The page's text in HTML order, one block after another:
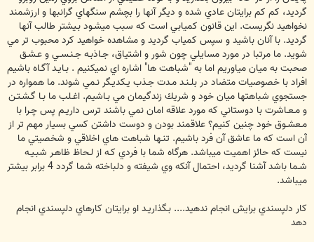
گرديد، كم كم برايتان عادي شده و ديگر آنها را بچشم سنگهاي گرانبها و ارزشمند
نخواهيد نگريست. اين قانون كميابي است كه سبب ميشـود بـيشتر طالب آنها
گرديد. با آنان باشيد و سپس كمياب گرديد و مشاهده خواهيد كرد محبوب تر مي
شويد. ما مرتبا در مورد مسايلي چون شور و اشتياق، جـاذبـه جـنـسـي و عـشـق
صحبت به ميان مياوريم اما به "شباهت ها" اشاره اي نميكنيم . بـايـد آگـاه باشيم
افراد با خصوصيات متضاد در بلـنـد مـدت جـذب يـكديـگر نـمي شوند. ما همواره در
جستجوي شباهتها ميان خود و شريك زندگيمان مي بـاشيم. اغـلب ما بـا گـشـتـن
و مـعـاشرت با دوستاني كه مورد علاقه امان نمي باشند ترس داريـم پس چـرا با
مـعشـوق خود چنين كنيم؟ علاقمند بودن و دوست داشتن كسي بسيار مهم تر از
آن است كه ما عاشق آن فرد باشيم. تنـها شباهت هاي اخلاقي و شخصيتي ما
نيست كه حائز اهميت ميباشد. هرگاه شما با فردي كـه از لـحاظ ظاهـر شبـيـه
شـما باشد آشنا گرديد، احتمال آنكه وي شيفته و دلباخته شما گردد 4 برابر بيشتر
ميباشد.
كار دلپسندي برايش انجام ندهيد.... بـگذاريـد او برايتان كارهاي دلپسندي انجام
دهد